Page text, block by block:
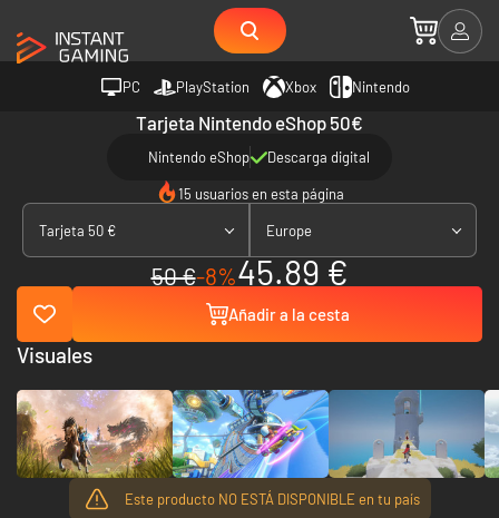
PC PlayStation Xbox Nintendo
Tarjeta Nintendo eShop 50€
Nintendo eShop Descarga digital
15 usuarios en esta página
Tarjeta 50 € Europe
50 €-8%45.89 €
Añadir a la cesta
Este producto NO ESTÁ DISPONIBLE en tu país
Visuales